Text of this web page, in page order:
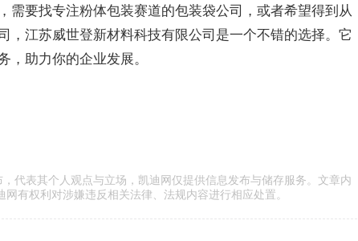
需要找专注粉体包装赛道的包装袋公司，或者希望得到从
，江苏威世登新材料科技有限公司是一个不错的选择。它
，助力你的企业发展。
代表其个人观点与立场，凯迪网仅提供信息发布与储存服务。文章内
有权利对涉嫌违反相关法律、法规内容进行相应处置。